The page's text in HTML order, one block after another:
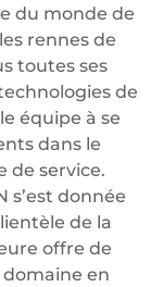
du monde de
rennes de
toutes ses
de
équipe à se
dans le
de service.
s’est donnée
de la
offre de
en